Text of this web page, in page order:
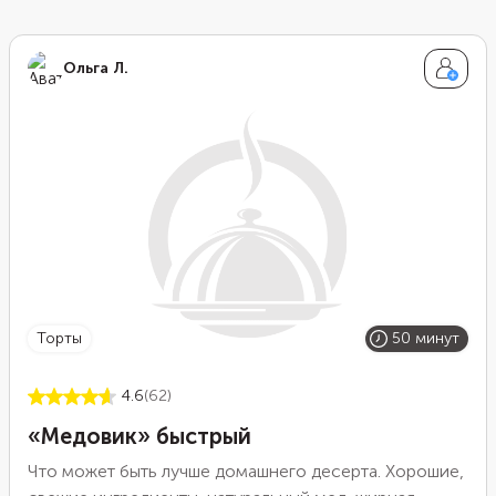
Ольга Л.
торты 50 минут
4.6(62)
«Медовик» быстрый
Что может быть лучше домашнего десерта. Хорошие,